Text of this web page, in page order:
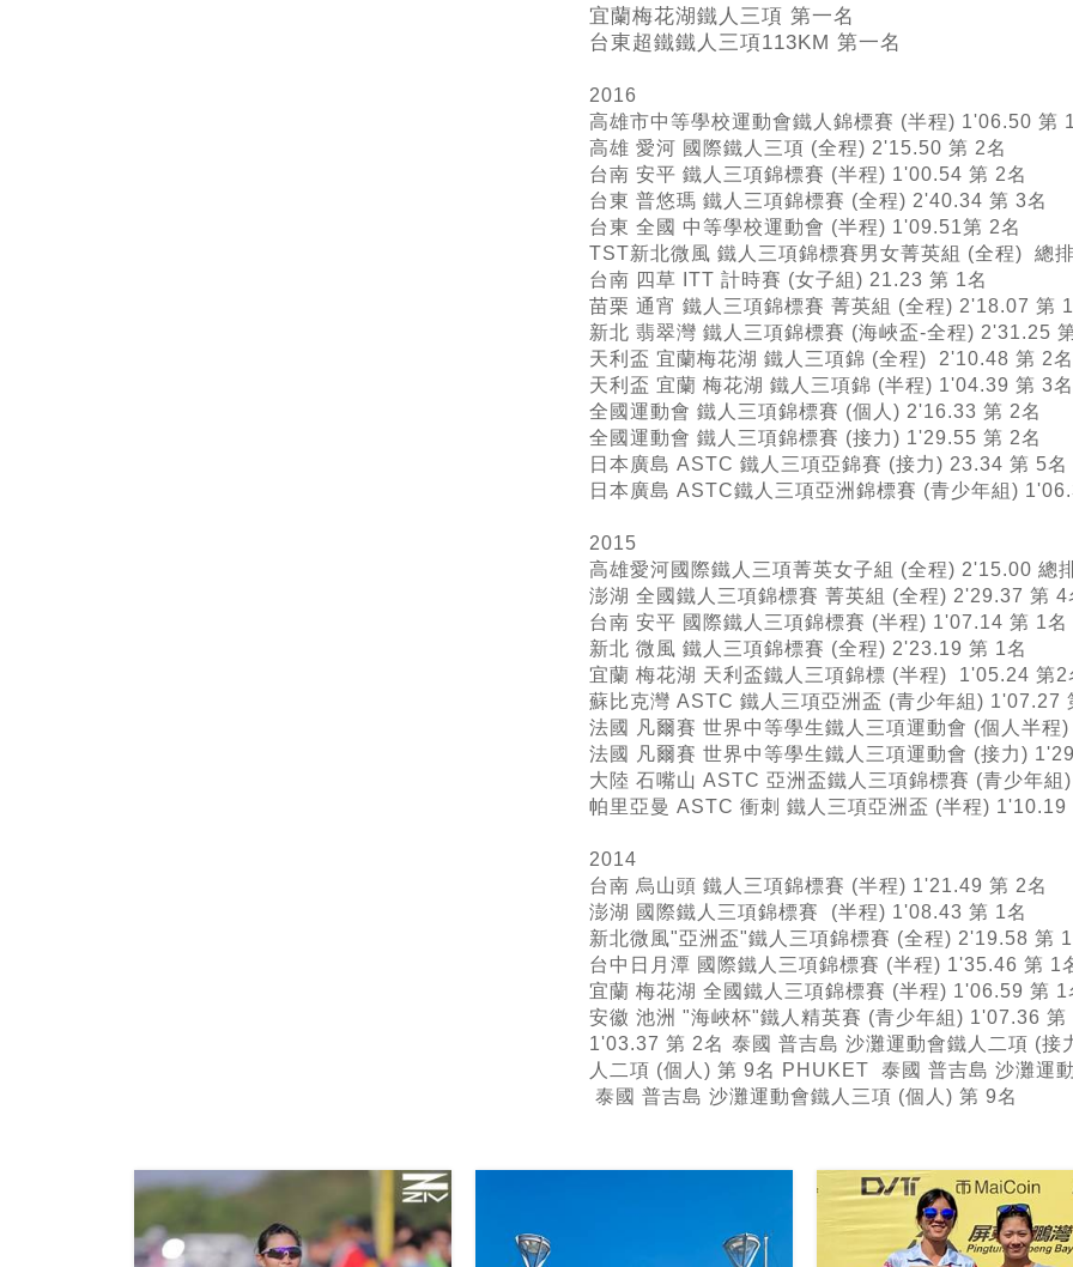
宜蘭梅花湖鐵人三項 第一名
台東超鐵鐵人三項113KM 第一名
2016
高雄市中等學校運動會鐵人錦標賽 (半程) 1'06.50 第
高雄 愛河 國際鐵人三項 (全程) 2'15.50 第 2名
台南 安平 鐵人三項錦標賽 (半程) 1'00.54 第 2名
台東 普悠瑪 鐵人三項錦標賽 (全程) 2'40.34 第 3名
台東 全國 中等學校運動會 (半程) 1'09.51第 2名
TST新北微風 鐵人三項錦標賽男女菁英組 (全程) 總
台南 四草 ITT 計時賽 (女子組) 21.23 第 1名
苗栗 通宵 鐵人三項錦標賽 菁英組 (全程) 2'18.07 第
新北 翡翠灣 鐵人三項錦標賽 (海峽盃-全程) 2'31.25
天利盃 宜蘭梅花湖 鐵人三項錦 (全程) 2'10.48 第 2名
天利盃 宜蘭 梅花湖 鐵人三項錦 (半程) 1'04.39 第 3名
全國運動會 鐵人三項錦標賽 (個人) 2'16.33 第 2名
全國運動會 鐵人三項錦標賽 (接力) 1'29.55 第 2名
日本廣島 ASTC 鐵人三項亞錦賽 (接力) 23.34 第 5名
日本廣島 ASTC鐵人三項亞洲錦標賽 (青少年組)
2015
高雄愛河國際鐵人三項菁英女子組 (全程) 2'15.00 總
澎湖 全國鐵人三項錦標賽 菁英組 (全程) 2'29.37 第 4
台南 安平 國際鐵人三項錦標賽 (半程) 1'07.14 第 1名
新北 微風 鐵人三項錦標賽 (全程) 2'23.19 第 1名
宜蘭 梅花湖 天利盃鐵人三項錦標 (半程) 1'05.24 第2
蘇比克灣 ASTC 鐵人三項亞洲盃 (青少年組) 1'07.27
法國 凡爾賽 世界中等學生鐵人三項運動會 (個人半
法國 凡爾賽 世界中等學生鐵人三項運動會 (接力)
大陸 石嘴山 ASTC 亞洲盃鐵人三項錦標賽 (青少年
帕里亞曼 ASTC 衝刺 鐵人三項亞洲盃 (半程) 1'10.19
2014
台南 烏山頭 鐵人三項錦標賽 (半程) 1'21.49 第 2名
澎湖 國際鐵人三項錦標賽 (半程) 1'08.43 第 1名
新北微風"亞洲盃"鐵人三項錦標賽 (全程) 2'19.58 第
台中日月潭 國際鐵人三項錦標賽 (半程) 1'35.46 第 1
宜蘭 梅花湖 全國鐵人三項錦標賽 (半程) 1'06.59 第 1
安徽 池洲 "海峽杯"鐵人精英賽 (青少年組) 1'07.36 第
1'03.37 第 2名 泰國 普吉島 沙灘運動會鐵人二項 (
人二項 (個人) 第 9名 PHUKET 泰國 普吉島 沙灘運
泰國 普吉島 沙灘運動會鐵人三項 (個人) 第 9名